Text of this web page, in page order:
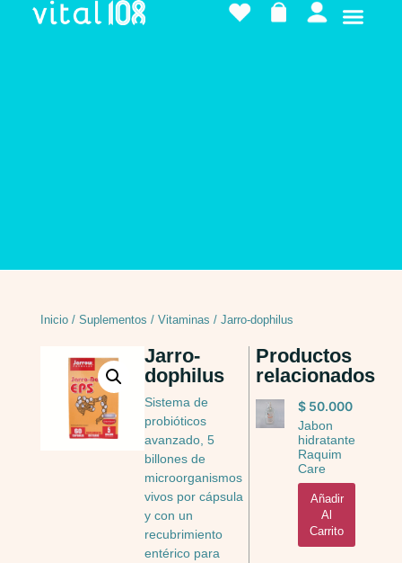
Inicio/ Suplementos / Vitaminas / Jarro-dophilus
Jarro-
dophilus
Sistema de
probióticos
avanzado, 5
billones de
microorganismos
vivos por cápsula
y con un
recubrimiento
entérico para
Productos
relacionados
$ 50.000
Jabon
hidratante
Raquim
Care
Añadir
Al
Carrito